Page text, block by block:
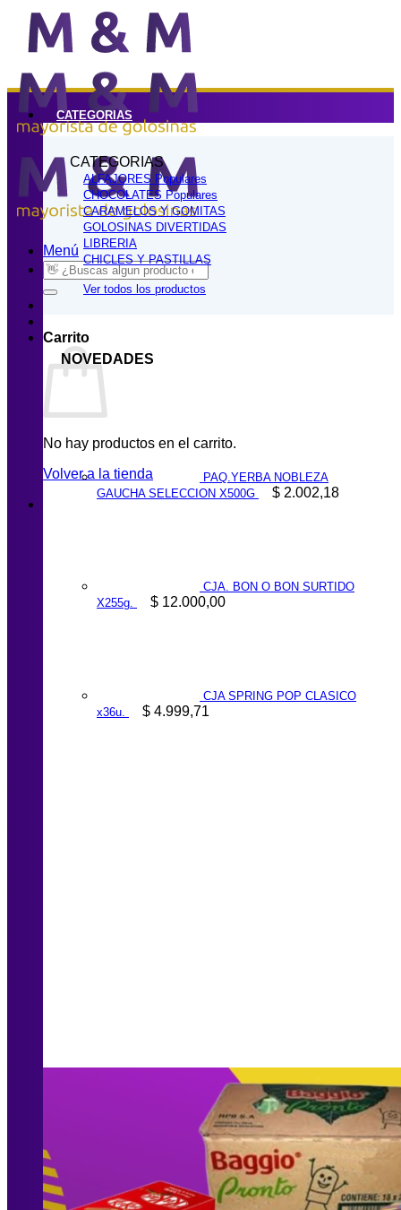
Saltar
contenido
Menú
Buscar
por:
Carrito
No hay productos en el carrito.
Volver a la tienda
CATEGORIAS
CATEGORIAS
ALFAJORES
CHOCOLATES
CARAMELOS Y GOMITAS
GOLOSINAS DIVERTIDAS
LIBRERIA
CHICLES Y PASTILLAS
Ver todos los productos
NOVEDADES
PAQ.YERBA NOBLEZA
GAUCHA SELECCION X500G
$ 2.002,18
CJA. BON O BON SURTIDO
X255g.
$ 12.000,00
CJA SPRING POP CLASICO
x36u.
$ 4.999,71